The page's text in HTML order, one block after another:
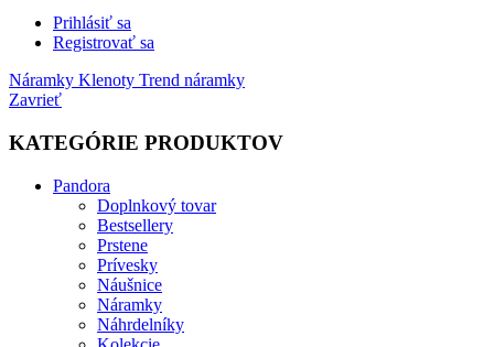
Prihlásiť sa
Registrovať sa
Náramky Klenoty Trend náramky
Zavrieť
KATEGÓRIE PRODUKTOV
Pandora
Doplnkový tovar
Bestsellery
Prstene
Prívesky
Náušnice
Náramky
Náhrdelníky